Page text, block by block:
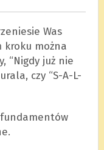
Was
kroku można
“Nigdy już nie
czy “S-A-L-